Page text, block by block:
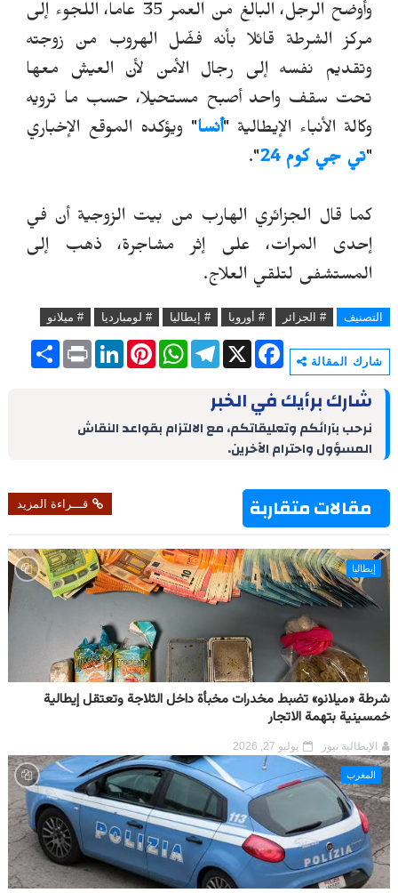
وأوضح الرجل، البالغ من العمر 35 عاما، اللجوء إلى
مركز الشرطة قائلا بأنه فضّل الهروب من زوجته
وتقديم نفسه إلى رجال الأمن لأن العيش معها
تحت سقف واحد أصبح مستحيلا، حسب ما ترويه
وكالة الأنباء الإيطالية "أنسا" ويؤكده الموقع الإخباري
"تي جي كوم 24 ".
كما قال الجزائري الهارب من بيت الزوجية أن في
إحدى المرات، على إثر مشاجرة، ذهب إلى
المستشفى لتلقي العلاج.
التصنيف # الجزائر # أوروبا # إيطاليا # لومبارديا # ميلانو
شارك المقالة
S
h
P
r
L
I
P
e
W
h
p
T
e
g
a
X
F
a
b
o
k
شارك برأيك في الخبر
نرحب بآرائكم وتعليقاتكم، مع الالتزام بقواعد النقاش
المسؤول واحترام الآخرين.
مقالات متقاربة قـــراءة المزيد
إيطاليا
شرطة «ميلانو» تضبط مخدرات مخبأة داخل الثلاجة وتعتقل إيطالية
خمسينية بتهمة الاتجار
الإيطالية نيوز يوليو 27, 2026
المغرب